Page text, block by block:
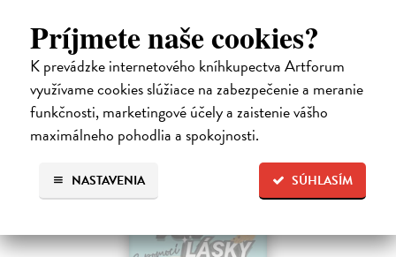
Príjmete naše cookies?
K prevádzke internetového kníhkupectva Artforum
využívame cookies slúžiace na zabezpečenie a meranie
funkčnosti, marketingové účely a zaistenie vášho
maximálneho pohodlia a spokojnosti.
SÚHLASÍM
NASTAVENIA
Zasielame do 14 dní
19,39 €
19,99 € ?